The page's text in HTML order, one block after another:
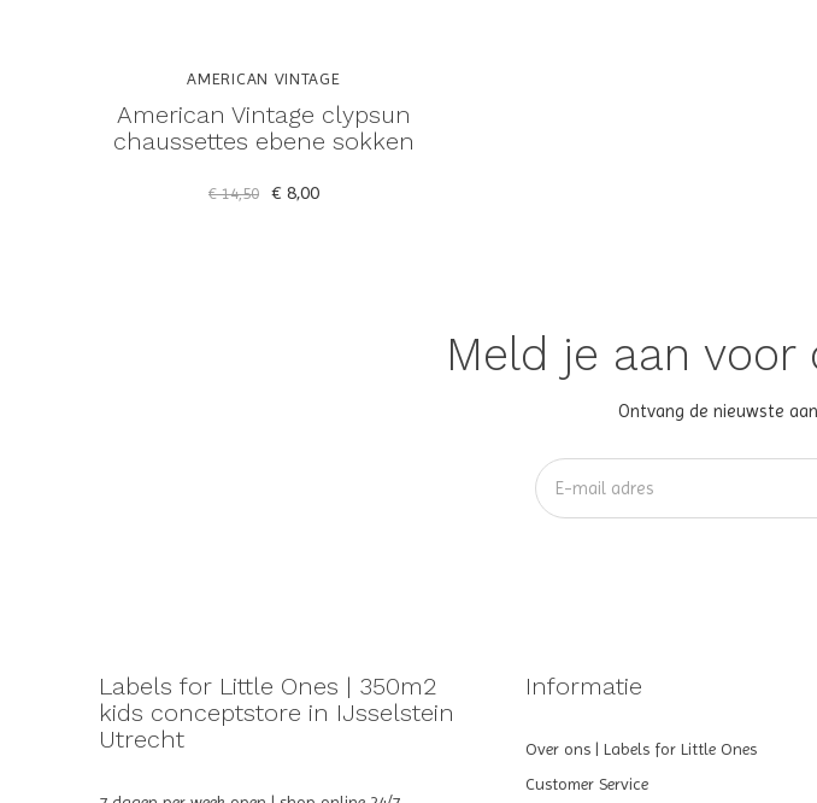
AMERICAN VINTAGE
American Vintage clypsun
chaussettes ebene sokken
€ 14,50 € 8,00
Meld je aan
Ontvang de nieuwste
Labels for Little Ones | 350m2
kids conceptstore in IJsselstein
Utrecht
Informatie
Over ons | Labels for Little Ones
Customer Service